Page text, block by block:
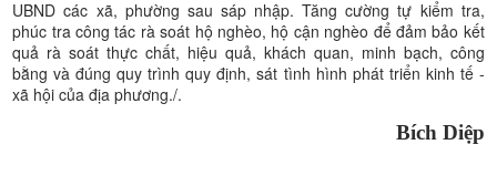
UBND các xã, phường sau sáp nhập. Tăng cường tự kiểm tra,
phúc tra công tác rà soát hộ nghèo, hộ cận nghèo để đảm bảo kết
quả rà soát thực chất, hiệu quả, khách quan, minh bạch, công
bằng và đúng quy trình quy định, sát tình hình phát triển kinh tế -
xã hội của địa phương./.
Bích Diệp